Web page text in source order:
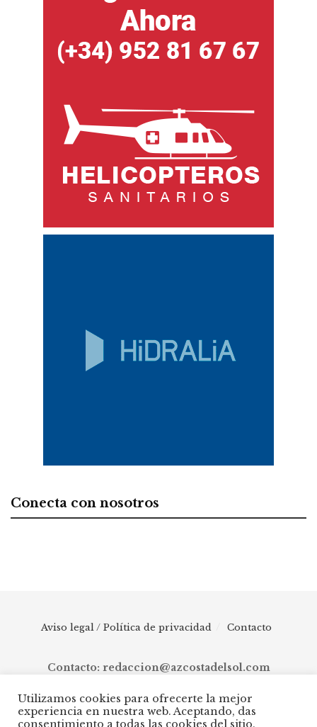
Conecta con nosotros
Aviso legal / Política de privacidad Contacto
Contacto: redaccion@azcostadelsol.com
© 2025 AZ Costa del Sol - Diario digital de Málaga capital hasta
Utilizamos cookies para ofrecerte la mejor
experiencia en nuestra web. Aceptando, das
consentimiento a todas las cookies del sitio.